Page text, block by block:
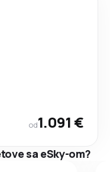
od1.091 €
sa eSky-om?